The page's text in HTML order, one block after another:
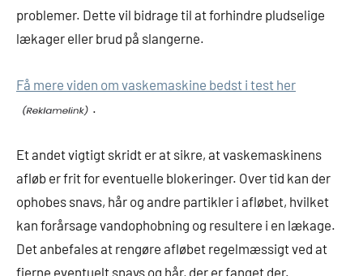
problemer. Dette vil bidrage til at forhindre pludselige
lækager eller brud på slangerne.
Få mere viden om vaskemaskine bedst i test her
.
Et andet vigtigt skridt er at sikre, at vaskemaskinens
afløb er frit for eventuelle blokeringer. Over tid kan der
ophobes snavs, hår og andre partikler i afløbet, hvilket
kan forårsage vandophobning og resultere i en lækage.
Det anbefales at rengøre afløbet regelmæssigt ved at
fjerne eventuelt snavs og hår, der er fanget der.